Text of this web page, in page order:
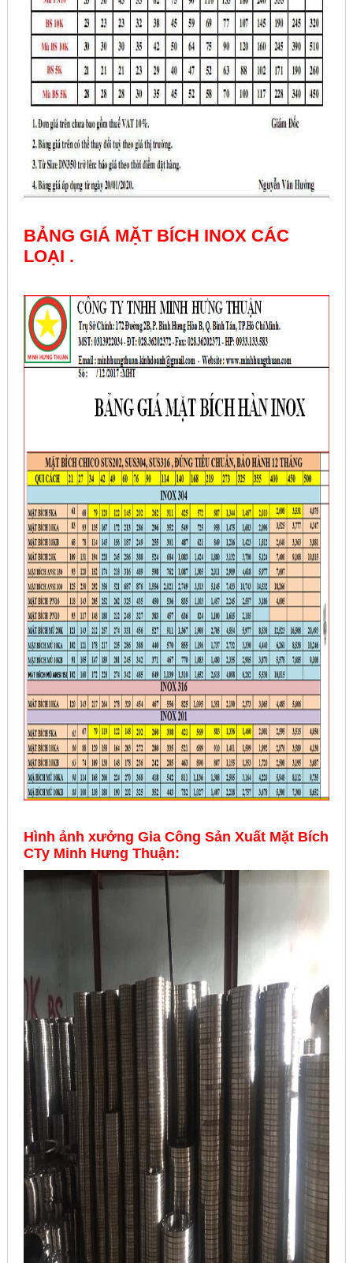
BẢNG GIÁ MẶT BÍCH INOX CÁC
LOẠI .
Hình ảnh xưởng Gia Công Sản Xuất Mặt Bích
CTy Minh Hưng Thuận: